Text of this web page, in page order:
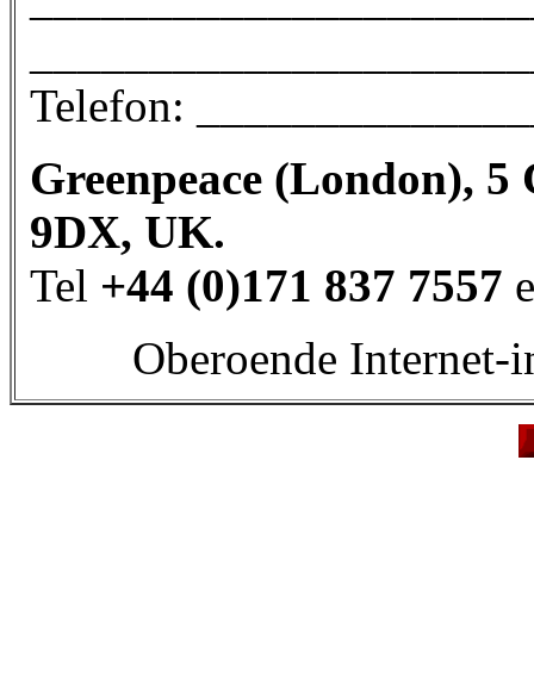
Telefon:
Greenpeace (London),
9DX, UK.
Tel +44 (0)171 837 7557
Oberoende